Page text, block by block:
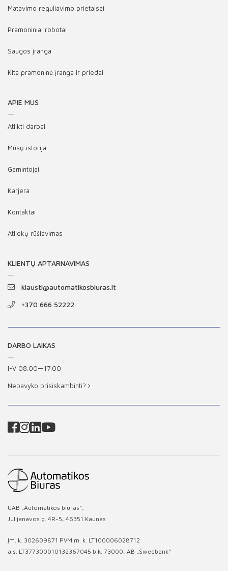
Matavimo reguliavimo prietaisai
Pramoniniai robotai
Saugos įranga
Kita pramoninė įranga ir priedai
APIE MUS
Atlikti darbai
Mūsų istorija
Gamintojai
Karjera
Kontaktai
Atliekų rūšiavimas
KLIENTŲ APTARNAVIMAS
klausti@automatikosbiuras.lt
+370 666 52222
DARBO LAIKAS
I-V 08.00—17.00
Nepavyko prisiskambinti?
UAB „Automatikos biuras“,
Julijanavos g. 4R-5, 46351 Kaunas
Įm. k. 302609871 PVM m. k. LT100006028712
a.s. LT377300010132367045 b.k. 73000, AB „Swedbank“